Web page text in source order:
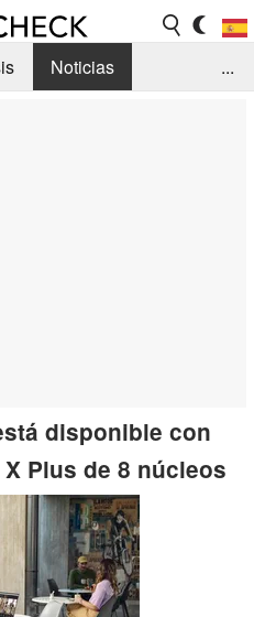
Noticias
...
disponible con
Plus de 8 núcleos